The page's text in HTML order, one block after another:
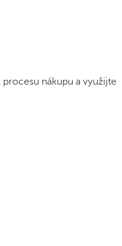
nákupu a využijte